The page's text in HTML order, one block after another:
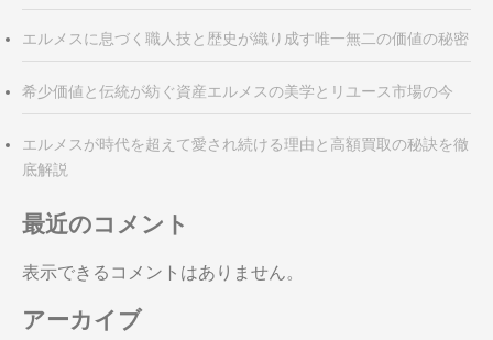
エルメスに息づく職人技と歴史が織り成す唯一無二の価値の秘密
希少価値と伝統が紡ぐ資産エルメスの美学とリユース市場の今
エルメスが時代を超えて愛され続ける理由と高額買取の秘訣を徹
底解説
最近のコメント
表示できるコメントはありません。
アーカイブ